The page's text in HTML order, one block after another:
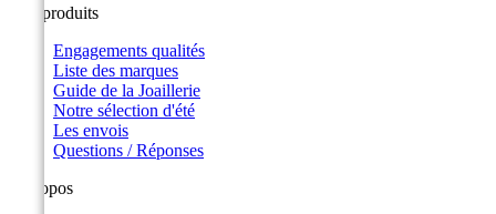
Nos produits
Engagements qualités
Liste des marques
Guide de la Joaillerie
Notre sélection d'été
Les envois
Questions / Réponses
A propos